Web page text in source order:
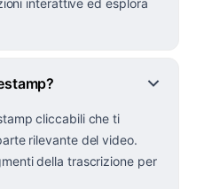
interattive ed esplora
cliccabili che ti
rilevante del video.
della trascrizione per